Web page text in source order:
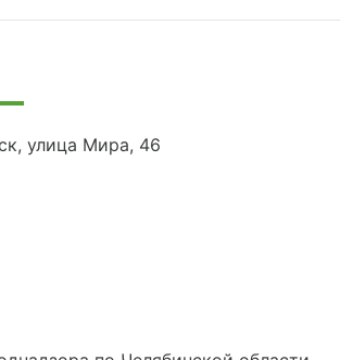
улица Мира, 46